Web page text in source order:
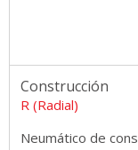
Construcción
R (Radial)
Neumático de